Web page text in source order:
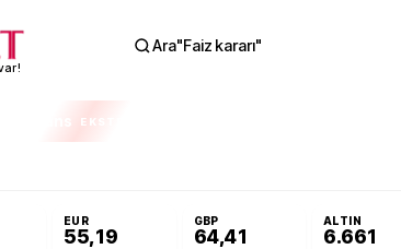
Ara"Faiz kararı"
EKSTRA
EUR
55,19
GBP
64,41
ALTIN
6.661